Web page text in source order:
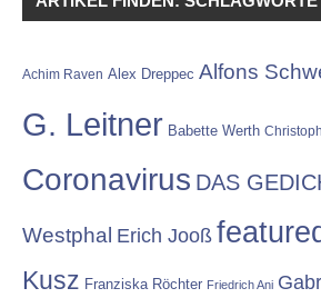
Achim Raven Alex Dreppec Alfons
G. Leitner Babette Werth
Coronavirus DAS
Westphal Erich Jooß
Kusz Franziska Röchter Friedrich Ani